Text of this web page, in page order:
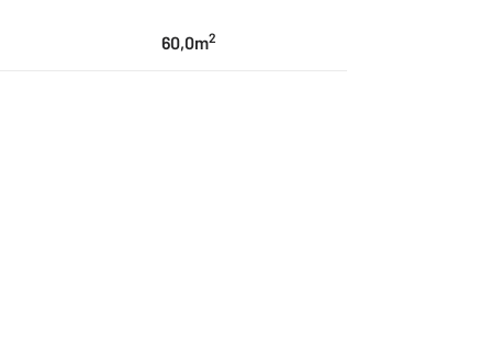
60,0m2